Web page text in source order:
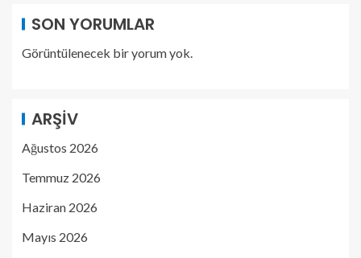
SON YORUMLAR
Görüntülenecek bir yorum yok.
ARŞIV
Ağustos 2026
Temmuz 2026
Haziran 2026
Mayıs 2026